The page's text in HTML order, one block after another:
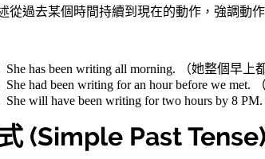
從過去某個時間持續到現在的動作，強調動
She has been writing all morning. （她整個早上
She had been writing for an hour before we
She will have been writing for two hours by 8
(Simple Past